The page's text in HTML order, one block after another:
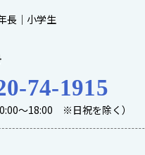
長｜小学生
74-1915
～18:00 ※日祝を除く）